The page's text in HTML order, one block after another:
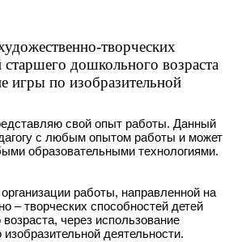
творческих
старшего дошкольного возраста
игры по изобразительной
свой опыт работы. Данный
с любым опытом работы и может
образовательными технологиями.
работы, направленной на
– творческих способностей детей
через использование
деятельности.